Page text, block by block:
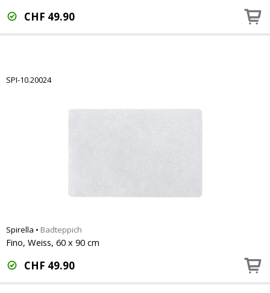
CHF 49.90
SPI-10.20024
Spirella • Badteppich
Fino, Weiss, 60 x 90 cm
CHF 49.90